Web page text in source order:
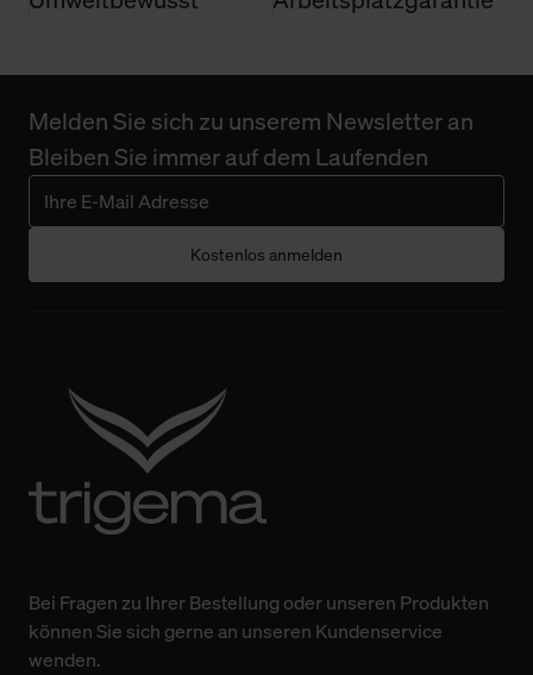
Melden Sie sich zu unserem Newsletter an
Bleiben Sie immer auf dem Laufenden
Kostenlos anmelden
Bei Fragen zu Ihrer Bestellung oder unseren Produkten
können Sie sich gerne an unseren Kundenservice
wenden.